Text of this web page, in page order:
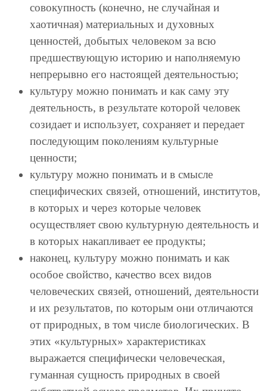
совокупность (конечно, не случайная и
хаотичная) материальных и духовных
ценностей, добытых человеком за всю
предшествующую историю и наполняемую
непрерывно его настоящей деятельностью;
культуру можно понимать и как саму эту
деятельность, в результате которой человек
созидает и использует, сохраняет и передает
последующим поколениям культурные
ценности;
культуру можно понимать и в смысле
специфических связей, отношений, институтов,
в которых и через которые человек
осуществляет свою культурную деятельность и
в которых накапливает ее продукты;
наконец, культуру можно понимать и как
особое свойство, качество всех видов
человеческих связей, отношений, деятельности
и их результатов, по которым они отличаются
от природных, в том числе биологических. В
этих «культурных» характеристиках
выражается специфически человеческая,
гуманная сущность природных в своей